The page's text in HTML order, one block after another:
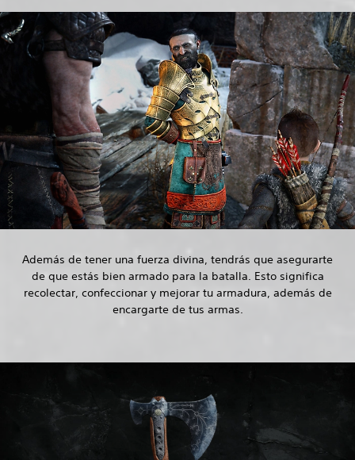
Además de tener una fuerza divina, tendrás que asegurarte
de que estás bien armado para la batalla. Esto significa
recolectar, confeccionar y mejorar tu armadura, además de
encargarte de tus armas.